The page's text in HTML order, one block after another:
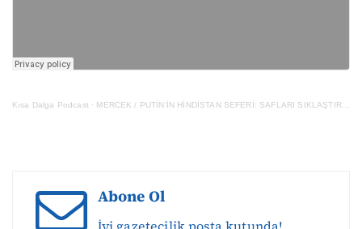
Kısa Dalga Podcast · MERCEK / PUTİN’İN HİNDİSTAN SEFERİ: SAFLARI SIKLAŞTIRALIM
Abone Ol